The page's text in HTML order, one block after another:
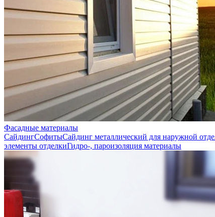
Фасадные материалы
СайдингСофитыСайдинг металлический для наружной
элементы отделкиГидро-, пароизоляция материалы